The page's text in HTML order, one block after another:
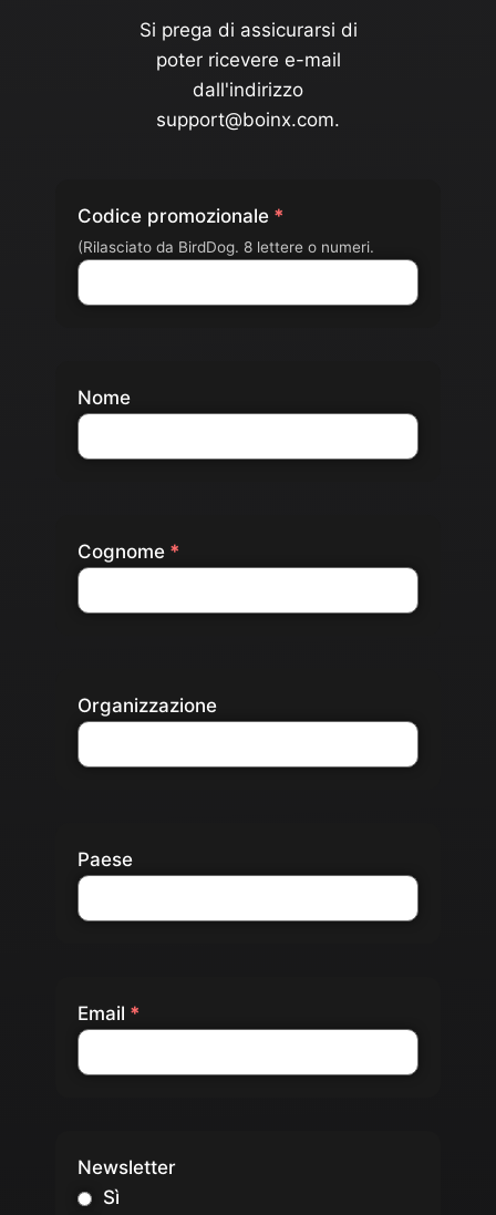
Si prega di assicurarsi di
poter ricevere e-mail
dall'indirizzo
support@boinx.com.
Codice promozionale
(Rilasciato da BirdDog. 8 lettere o numeri.
Nome
Cognome
Organizzazione
Paese
Email
Newsletter
Sì